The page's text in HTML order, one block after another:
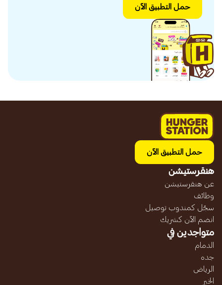
حمل التطبيق الآن
حمل التطبيق الآن
هنقرستيشن
عن هنقرستيشن
وظائف
سجّل كمندوب توصيل
انضم الآن كشريك
متواجدين في
الدمام
جده
الرياض
الخبر